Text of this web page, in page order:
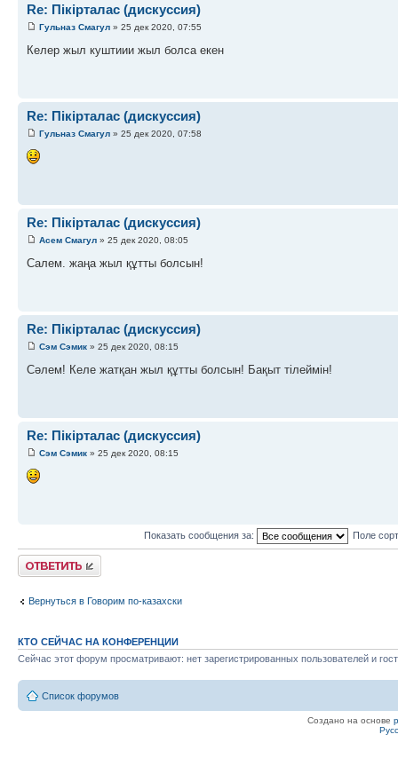
Re: Пікірталас (дискуссия)
Гульназ Смагул » 25 дек 2020, 07:55
Келер жыл куштиии жыл болса екен
Re: Пікірталас (дискуссия)
Гульназ Смагул » 25 дек 2020, 07:58
Re: Пікірталас (дискуссия)
Асем Смагул » 25 дек 2020, 08:05
Салем. жаңа жыл құтты болсын!
Re: Пікірталас (дискуссия)
Сэм Сэмик » 25 дек 2020, 08:15
Сәлем! Келе жатқан жыл құтты болсын! Бақыт тілеймін!
Re: Пікірталас (дискуссия)
Сэм Сэмик » 25 дек 2020, 08:15
Показать сообщения за: Поле
Ответить
Вернуться в Говорим по-казахски
КТО СЕЙЧАС НА КОНФЕРЕНЦИИ
Сейчас этот форум просматривают: нет зарегистрированных пользователей и
Список форумов
Создано на основе